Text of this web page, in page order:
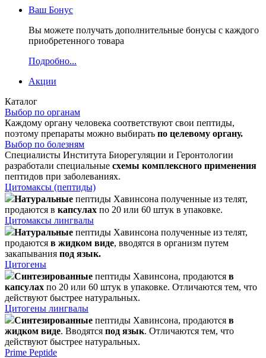
Ваш Бонус
Вы можете получать дополнительные бонусы с каждого
приобретенного товара
Подробно...
Акции
Каталог
Выбор по органам
Каждому органу человека соответствуют свои пептиды,
поэтому препараты можно выбирать по целевому органу.
Выбор по болезням
Специалисты Института Биорегуляции и Геронтологии
разработали специальные схемы комплексного применения
пептидов при заболеваниях.
Цитомаксы (пептиды)
Натуральные пептиды Хавинсона полученные из телят,
продаются в капсулах по 20 или 60 штук в упаковке.
Цитомаксы лингвалы
Натуральные пептиды Хавинсона полученные из телят,
продаются в жидком виде, вводятся в организм путем
закапывания под язык.
Цитогены
Синтезированные пептиды Хавинсона, продаются в
капсулах по 20 или 60 штук в упаковке. Отличаются тем, что
действуют быстрее натуральных.
Цитогены лингвалы
Синтезированные пептиды Хавинсона, продаются в
жидком виде. Вводятся под язык. Отличаются тем, что
действуют быстрее натуральных.
Prime Peptide